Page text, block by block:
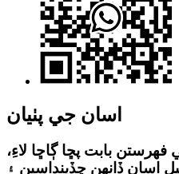
اسان جي پٺيان
بابت پڇا ڳاڇا لاءِ،
اسان ڏانهن ڇڏينداسين ۽